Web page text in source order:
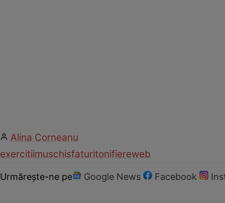
Alina Corneanu
exercitiimuschisfaturitonifiereweb
Urmărește-ne pe Google News Facebook